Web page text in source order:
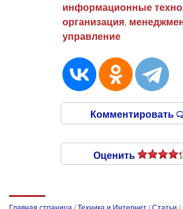
информационные
организация,
управление
Комментировать
Оценить